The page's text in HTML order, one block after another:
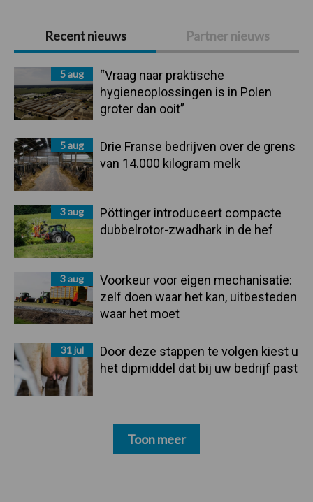
Primaire
Sidebar
Recent nieuws Partner nieuws
5 aug
“Vraag naar praktische
hygieneoplossingen is in Polen
groter dan ooit”
5 aug
Drie Franse bedrijven over de grens
van 14.000 kilogram melk
3 aug
Pöttinger introduceert compacte
dubbelrotor-zwadhark in de hef
3 aug
Voorkeur voor eigen mechanisatie:
zelf doen waar het kan, uitbesteden
waar het moet
31 jul
Door deze stappen te volgen kiest u
het dipmiddel dat bij uw bedrijf past
Toon meer